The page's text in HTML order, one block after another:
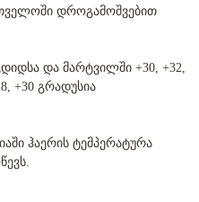
დროგამოშვებით
და მარტვილში +30, +32,
+30 გრადუსია
ჰაერის ტემპერატურა